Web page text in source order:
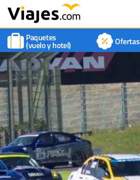
Paquetes
(vuelo y hotel) Ofertas